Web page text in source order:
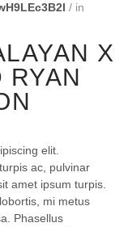
/ in
X
RYAN
elit.
ac, pulvinar
amet ipsum turpis.
mi metus
Phasellus